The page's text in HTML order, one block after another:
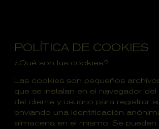
POLÍTICA DE COOKIES
¿Qué son las cookies?
Las cookies son pequeños
que se instalan en el navegador
del cliente y usuario para registrar
enviando una identificación
almacena en el mismo. Se pueden